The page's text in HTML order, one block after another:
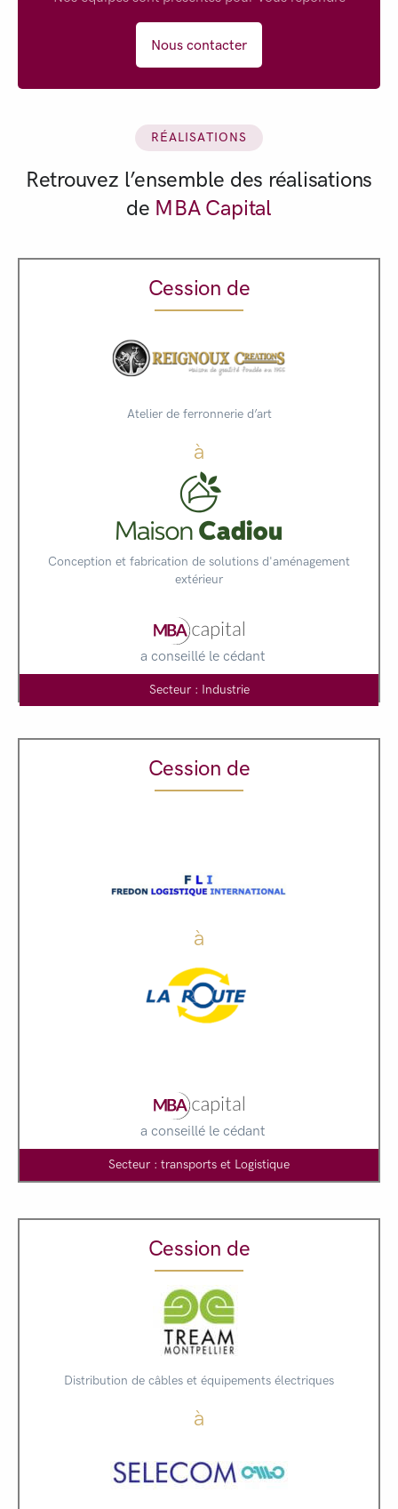
Nous contacter
RÉALISATIONS
Retrouvez l’ensemble des réalisations
de MBA Capital
Cession de
Atelier de ferronnerie d’art
à
Conception et fabrication de solutions d'aménagement
extérieur
a conseillé le cédant
Secteur : Industrie
Cession de
à
a conseillé le cédant
Secteur : transports et Logistique
Cession de
Distribution de câbles et équipements électriques
à